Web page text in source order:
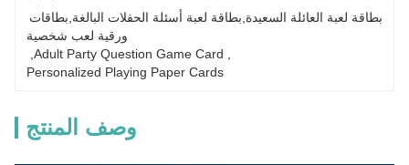
ورقية لعب شخصية
Adult Party Question Game Card
Personalized Playing Paper Cards
وصف المنتج